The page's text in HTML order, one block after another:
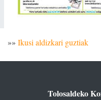
»» Ikusi aldizkari guztiak
Tolosaldeko